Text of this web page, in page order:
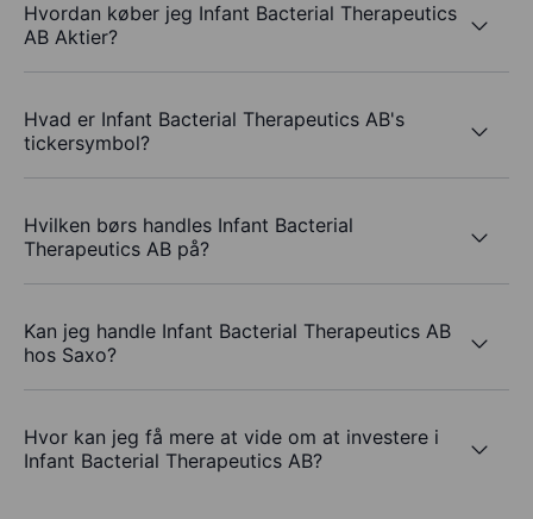
Hvordan køber jeg Infant Bacterial Therapeutics
AB Aktier?
Hvad er Infant Bacterial Therapeutics AB's
tickersymbol?
Hvilken børs handles Infant Bacterial
Therapeutics AB på?
Kan jeg handle Infant Bacterial Therapeutics AB
hos Saxo?
Hvor kan jeg få mere at vide om at investere i
Infant Bacterial Therapeutics AB?